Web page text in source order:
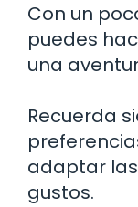
Con un
puedes
una
Recuerda
adaptar
gustos.